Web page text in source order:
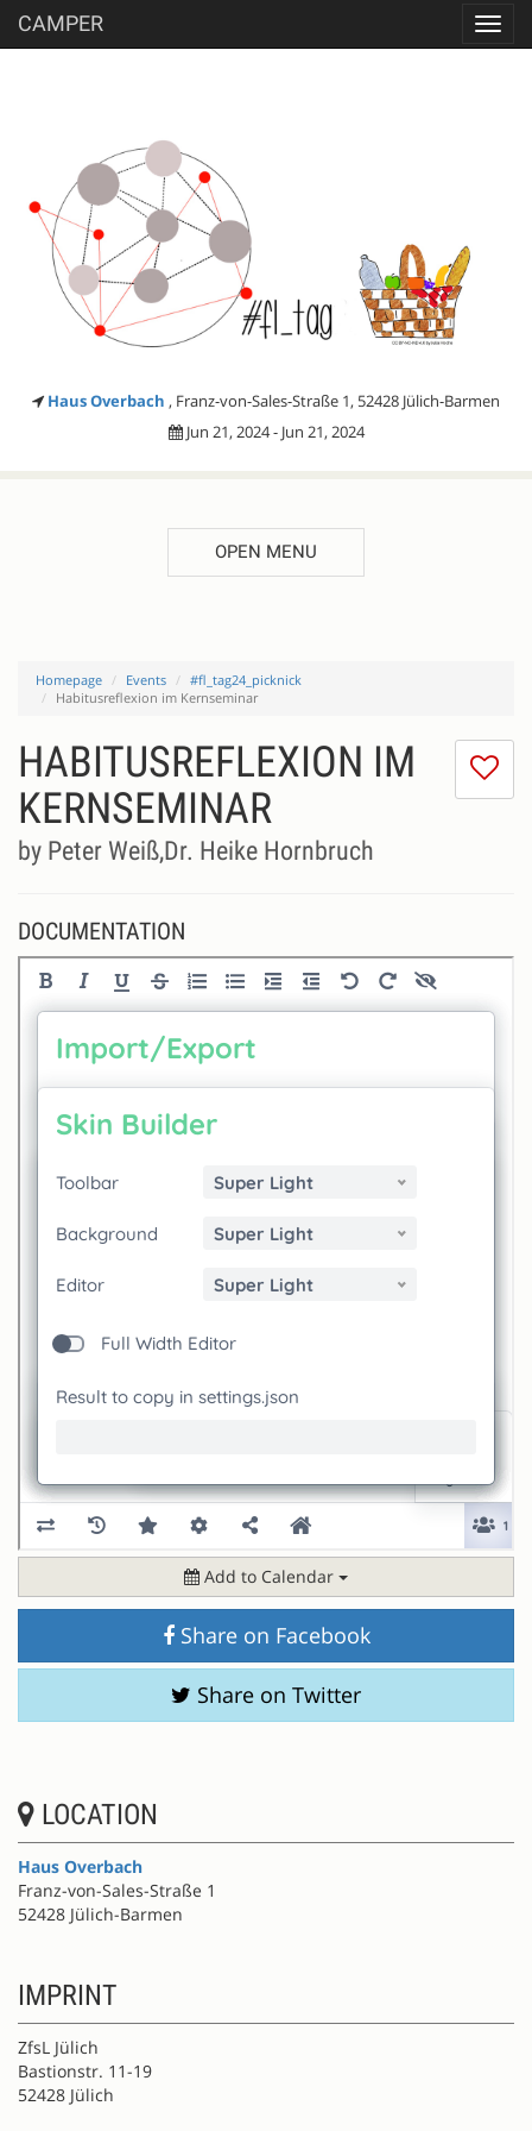
CAMPER
Haus Overbach , Franz-von-Sales-Straße 1, 52428 Jülich-Barmen
Jun 21, 2024 - Jun 21, 2024
OPEN MENU
Homepage Events
#fl_tag24_picknick
Habitusreflexion im Kernseminar
I
HABITUSREFLEXION IM
KERNSEMINAR
by Peter Weiß,Dr. Heike Hornbruch
DOCUMENTATION
Add to Calendar
Share on Facebook
Share on Twitter
LOCATION
Haus Overbach
Franz-von-Sales-Straße 1
52428 Jülich-Barmen
IMPRINT
ZfsL Jülich
Bastionstr. 11-19
52428 Jülich